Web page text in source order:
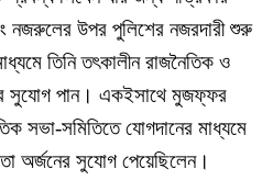
নজরুলের উপর পুলিশের নজরদারী শুরু
তিনি তৎকালীন রাজনৈতিক ও
সুযোগ পান। একইসাথে মুজফ্‌ফর
সভা-সমিতিতে যোগদানের মাধ্যমে
অর্জনের সুযোগ পেয়েছিলেন।